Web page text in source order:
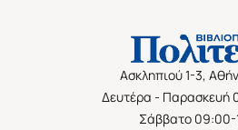
Ασκληπιού 1-3,
Δευτέρα - Παρασκευή
Σάββατο 09:00-